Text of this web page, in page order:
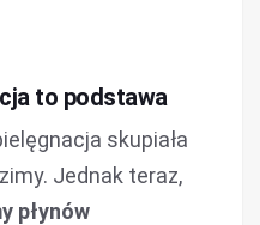
to podstawa
skupiała
Jednak teraz,
płynów